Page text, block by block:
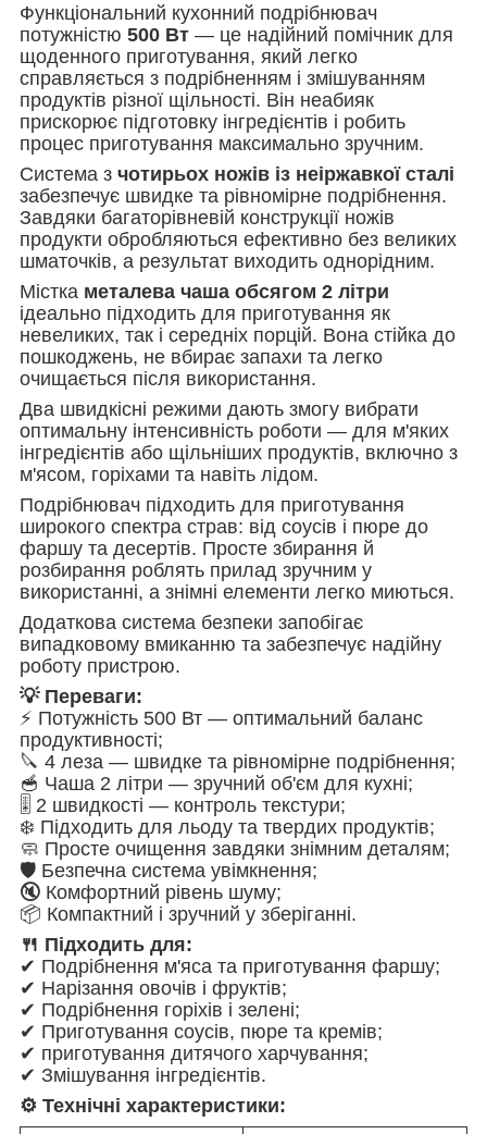
Функціональний кухонний подрібнювач
потужністю 500 Вт — це надійний помічник для
щоденного приготування, який легко
справляється з подрібненням і змішуванням
продуктів різної щільності. Він неабияк
прискорює підготовку інгредієнтів і робить
процес приготування максимально зручним.
Система з чотирьох ножів із неіржавкої сталі
забезпечує швидке та рівномірне подрібнення.
Завдяки багаторівневій конструкції ножів
продукти обробляються ефективно без великих
шматочків, а результат виходить однорідним.
Містка металева чаша обсягом 2 літри
ідеально підходить для приготування як
невеликих, так і середніх порцій. Вона стійка до
пошкоджень, не вбирає запахи та легко
очищається після використання.
Два швидкісні режими дають змогу вибрати
оптимальну інтенсивність роботи — для м'яких
інгредієнтів або щільніших продуктів, включно з
м'ясом, горіхами та навіть лідом.
Подрібнювач підходить для приготування
широкого спектра страв: від соусів і пюре до
фаршу та десертів. Просте збирання й
розбирання роблять прилад зручним у
використанні, а знімні елементи легко миються.
Додаткова система безпеки запобігає
випадковому вмиканню та забезпечує надійну
роботу пристрою.
💡 Переваги:
⚡ Потужність 500 Вт — оптимальний баланс
продуктивності;
🔪 4 леза — швидке та рівномірне подрібнення;
🥣 Чаша 2 літри — зручний об'єм для кухні;
🎚️ 2 швидкості — контроль текстури;
❄️ Підходить для льоду та твердих продуктів;
🧼 Просте очищення завдяки знімним деталям;
🛡️ Безпечна система увімкнення;
🔇 Комфортний рівень шуму;
📦 Компактний і зручний у зберіганні.
🍴 Підходить для:
✔ Подрібнення м'яса та приготування фаршу;
✔ Нарізання овочів і фруктів;
✔ Подрібнення горіхів і зелені;
✔ Приготування соусів, пюре та кремів;
✔ приготування дитячого харчування;
✔ Змішування інгредієнтів.
⚙️ Технічні характеристики: